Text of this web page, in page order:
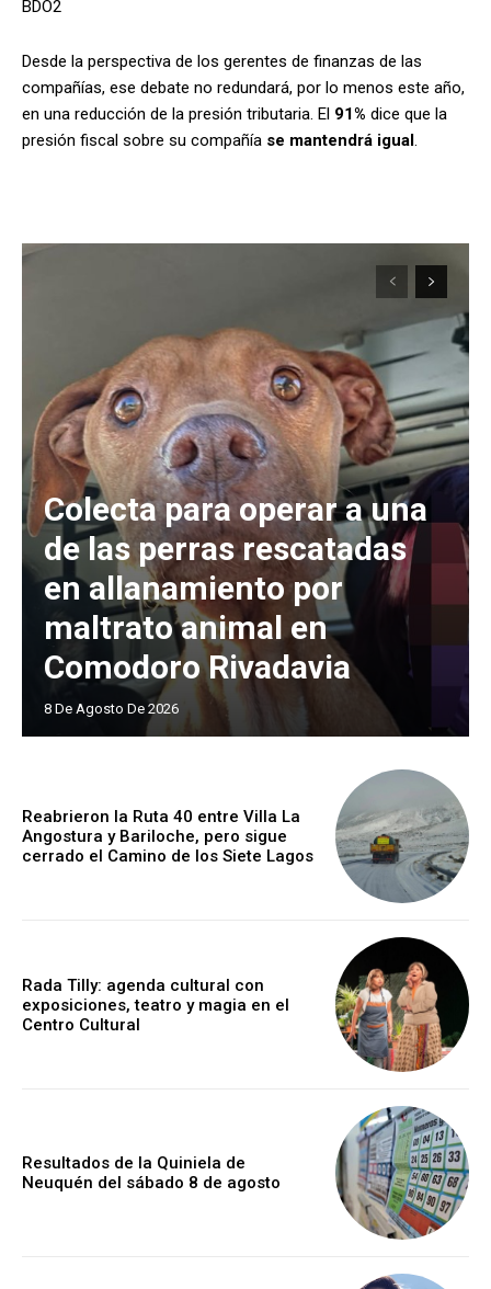
BDO2
Desde la perspectiva de los gerentes de finanzas de las
compañías, ese debate no redundará, por lo menos este año,
en una reducción de la presión tributaria. El 91% dice que la
presión fiscal sobre su compañía se mantendrá igual.
Colecta para operar a una
de las perras rescatadas
en allanamiento por
maltrato animal en
Comodoro Rivadavia
8 De Agosto De 2026
Reabrieron la Ruta 40 entre Villa La
Angostura y Bariloche, pero sigue
cerrado el Camino de los Siete Lagos
Rada Tilly: agenda cultural con
exposiciones, teatro y magia en el
Centro Cultural
Resultados de la Quiniela de
Neuquén del sábado 8 de agosto